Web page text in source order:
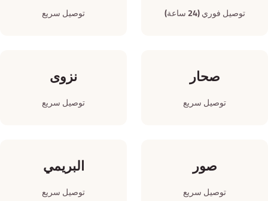
توصيل فوري (24 ساعة) توصيل سريع
صحار
توصيل سريع
نزوى
توصيل سريع
صور
توصيل سريع
البريمي
توصيل سريع